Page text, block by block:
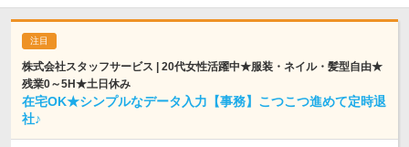
株式会社スタッフサービス | 20代女性活躍中★服装・ネイル・髪型自由★
残業0～5H★土日休み
在宅OK★シンプルなデータ入力【事務】こつこつ進めて定時退
社♪